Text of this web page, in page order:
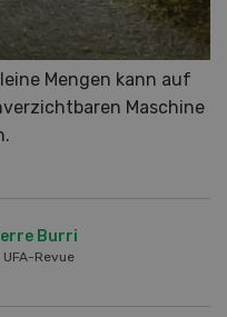
Mengen kann auf
Maschine
Burri
Revue